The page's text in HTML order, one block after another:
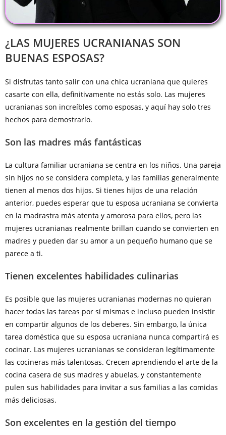
¿LAS MUJERES UCRANIANAS SON
BUENAS ESPOSAS?
Si disfrutas tanto salir con una chica ucraniana que quieres
casarte con ella, definitivamente no estás solo. Las mujeres
ucranianas son increíbles como esposas, y aquí hay solo tres
hechos para demostrarlo.
Son las madres más fantásticas
La cultura familiar ucraniana se centra en los niños. Una pareja
sin hijos no se considera completa, y las familias generalmente
tienen al menos dos hijos. Si tienes hijos de una relación
anterior, puedes esperar que tu esposa ucraniana se convierta
en la madrastra más atenta y amorosa para ellos, pero las
mujeres ucranianas realmente brillan cuando se convierten en
madres y pueden dar su amor a un pequeño humano que se
parece a ti.
Tienen excelentes habilidades culinarias
Es posible que las mujeres ucranianas modernas no quieran
hacer todas las tareas por sí mismas e incluso pueden insistir
en compartir algunos de los deberes. Sin embargo, la única
tarea doméstica que su esposa ucraniana nunca compartirá es
cocinar. Las mujeres ucranianas se consideran legítimamente
las cocineras más talentosas. Crecen aprendiendo el arte de la
cocina casera de sus madres y abuelas, y constantemente
pulen sus habilidades para invitar a sus familias a las comidas
más deliciosas.
Son excelentes en la gestión del tiempo